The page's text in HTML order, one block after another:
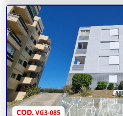
COD.VG3-085